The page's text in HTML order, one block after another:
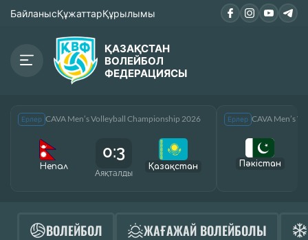
БайланысҚұжаттарҚұрылымы
ҚАЗАҚСТАН
ВОЛЕЙБОЛ
ФЕДЕРАЦИЯСЫ
Ерлер CAVA Men’s Volleyball Championship 2026
Непал
0:3
Аяқталды
Қазақcтан
Ерлер CAVA Men’s
Пәкістан
ВОЛЕЙБОЛ ЖАҒАЖАЙ ВОЛЕЙБОЛЫ